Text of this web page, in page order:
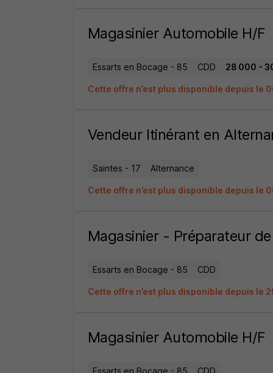
Magasinier Automobile H/F
Essarts en Bocage - 85 CDD 28 000 -
Cette offre n’est plus disponible depuis le
Vendeur Itinérant en
Saintes - 17 Alternance
Cette offre n’est plus disponible depuis le
Magasinier - Préparateur
Essarts en Bocage - 85 CDD
Cette offre n’est plus disponible depuis le
Magasinier Automobile H/F
Essarts en Bocage - 85 CDD